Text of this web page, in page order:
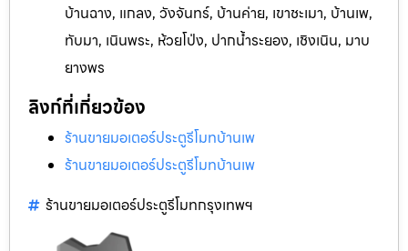
บ้านฉาง, แกลง, วังจันทร์, บ้านค่าย, เขาชะเมา, บ้านเพ,
ทับมา, เนินพระ, ห้วยโป่ง, ปากน้ำระยอง, เชิงเนิน, มาบ
ยางพร
ลิงก์ที่เกี่ยวข้อง
ร้านขายมอเตอร์ประตูรีโมทบ้านเพ
ร้านขายมอเตอร์ประตูรีโมทบ้านเพ
ร้านขายมอเตอร์ประตูรีโมทกรุงเทพฯ